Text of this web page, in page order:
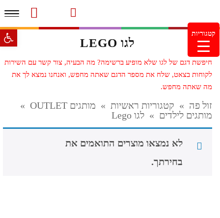
מוצרים חדשים
צור קשר מעקב הזמנות
מינימום הזמנה 99.99 ש"ח – משלוח חינם ברכישה מעל
לגו LEGO
חיפשת דגם של לגו שלא מופיע ברשימה? מה הבעיה, צור קשר עם השירות
לקוחות בצאט, שלח את מספר הדגם שאתה מחפש, ואנחנו נמצא לך את
מה שאתה מחפש.
זול פה » קטגוריות ראשיות » מותגים OUTLET
»
מותגים לילדים » לגו Lego
לא נמצאו מוצרים התואמים את
בחירתך.
קטגוריות פתח